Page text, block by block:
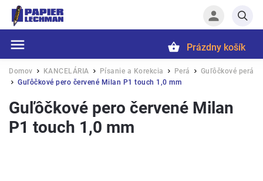
Hľadať
Prázdny košík
Domov / KANCELÁRIA / Písanie a Korekcia / Perá /
Guľôčkové perá
/
Guľôčkové pero červené Milan P1 touch 1,0 mm
Guľôčkové pero červené Milan
P1 touch 1,0 mm